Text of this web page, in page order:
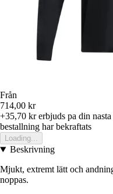
Från
714,00 kr
+35,70 krerbjuds pa din
bestallning har bekraftats
Loading...
Beskrivning
Mjukt, extremt lätt och
noppas.